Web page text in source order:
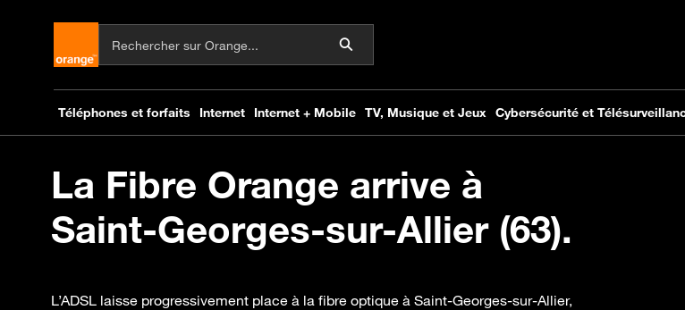
La Fibre Orange arrive à
Saint-Georges-sur-Allier (63).
L’ADSL laisse progressivement place à la fibre optique à Saint-Georges-sur-Allier,